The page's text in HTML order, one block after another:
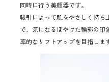
同時に行う美顔器です。
吸引によって肌をやさしく持ち
で、気になるぼやけた輪郭の印
率的なリフトアップを目指しま